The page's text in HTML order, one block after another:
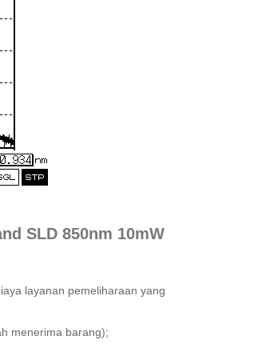
SLD 850nm 10mW
layanan pemeliharaan yang
menerima barang);